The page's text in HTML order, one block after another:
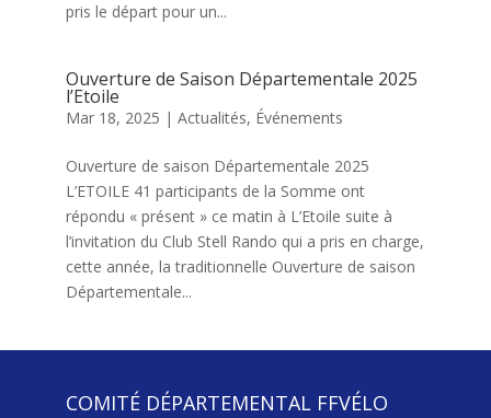
pris le départ pour un...
Ouverture de Saison Départementale 2025
l’Etoile
Mar 18, 2025 | Actualités, Événements
Ouverture de saison Départementale 2025
L’ETOILE 41 participants de la Somme ont
répondu « présent » ce matin à L’Etoile suite à
l’invitation du Club Stell Rando qui a pris en charge,
cette année, la traditionnelle Ouverture de saison
Départementale...
COMITÉ DÉPARTEMENTAL FFVÉLO